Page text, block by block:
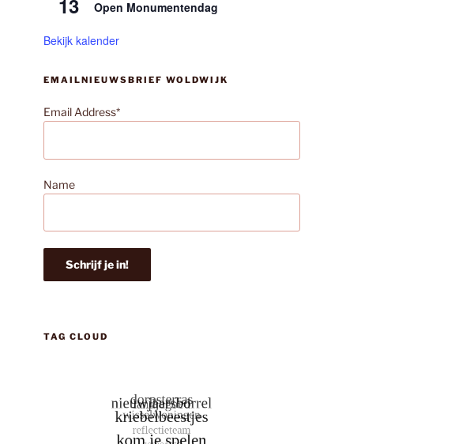
13 Open Monumentendag
Bekijk kalender
EMAILNIEUWSBRIEF WOLDWIJK
Email Address*
Name
TAG CLOUD